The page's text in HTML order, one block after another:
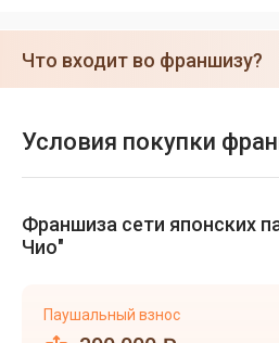
Что входит во франшизу?
Условия покупки
Франшиза сети японских
Чио"
Паушальный взнос